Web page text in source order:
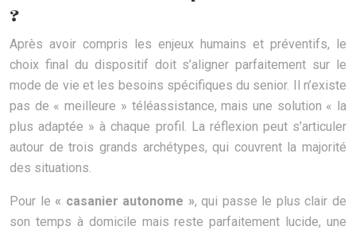
?
Après avoir compris les enjeux humains et préventifs, le
choix final du dispositif doit s’aligner parfaitement sur le
mode de vie et les besoins spécifiques du senior. Il n’existe
pas de « meilleure » téléassistance, mais une solution « la
plus adaptée » à chaque profil. La réflexion peut s’articuler
autour de trois grands archétypes, qui couvrent la majorité
des situations.
Pour le« casanier autonome », qui passe le plus clair de
son temps à domicile mais reste parfaitement lucide, une